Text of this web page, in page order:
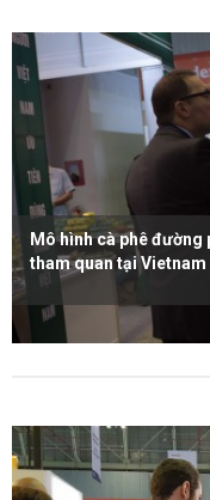
Mô hình cà phê đường
tham quan tại
Xem thêm